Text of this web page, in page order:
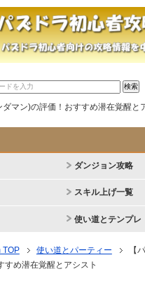
ダマン)の評価！おすすめ潜在覚醒と
ダンジョン攻略
スキル上げ一覧
使い道とテンプレ
TOP 使い道とパーティー
【
すめ潜在覚醒とアシスト